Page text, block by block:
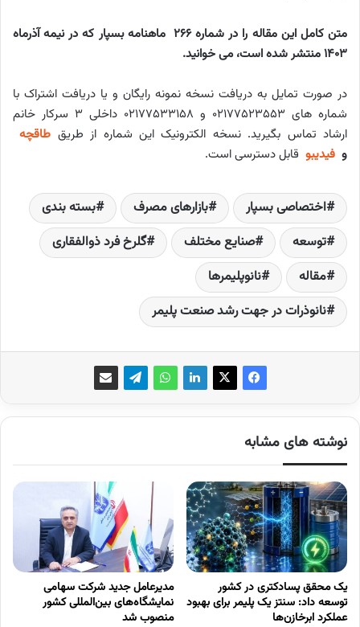
متن کامل این مقاله را در شماره 266 ماهنامه بسپار که در نیمه آذرماه
1403 منتشر شده است، می خوانید.
در صورت تمایل به دریافت نسخه نمونه رایگان و یا دریافت اشتراک با
شماره های ۰۲۱۷۷۵۲۳۵۵۳ و ۰۲۱۷۷۵۳۳۱۵۸ داخلی ۳ سرکار خانم
ارشاد تماس بگیرید. نسخه الکترونیک این شماره از طریق طاقچه
و فیدیبو قابل دسترسی است.
اختصاصی بسپار بازارهای مصرف
بسته بندی
توسعه‌
صنایع مختلف
گلرخ فرد ذوالفقاری
مقاله
نانوپلیمرها
نانوذرات در جهت رشد صنعت پلیمر
نوشته های مشابه
یک محقق پسادکتری در کشور
توسعه داد: سنتز یک پلیمر برای بهبود
عملکرد ابرخازن‌ها
مدیرعامل جدید شرکت سهامی
نمایشگاه‌های بین‌المللی کشور
منصوب شد